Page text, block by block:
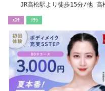
JR高松駅より徒歩15分/他 高
ｴｽﾃ ﾘﾗｸ